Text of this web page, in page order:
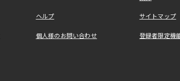
ヘルプ サイトマップ
個人様のお問い合わせ 登録者限定機